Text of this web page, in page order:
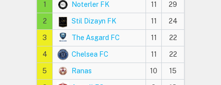
1 Noterler FK 11 29
2 Stil Dizayn FK 11 24
3 The Asgard FC 11 22
4 Chelsea FC 11 22
5 Ranas 10 15